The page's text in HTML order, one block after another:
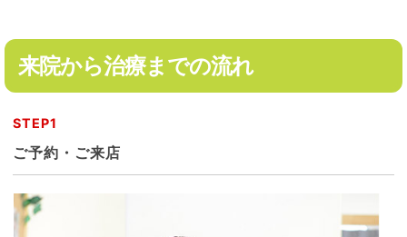
来院から治療までの流れ
STEP1
ご予約・ご来店